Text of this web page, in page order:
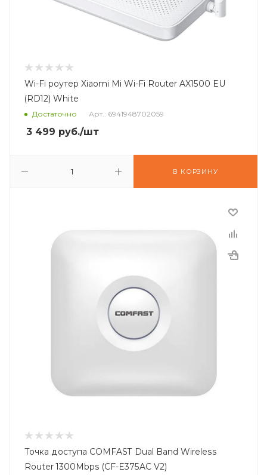
Wi-Fi роутер Xiaomi Mi Wi-Fi Router AX1500 EU
(RD12) White
Достаточно Арт.: 6941948702059
3 499 руб./шт
В КОРЗИНУ
Точка доступа COMFAST Dual Band Wireless
Router 1300Mbps (CF-E375AC V2)